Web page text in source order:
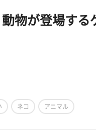
物が登場する
ネコ アニマル